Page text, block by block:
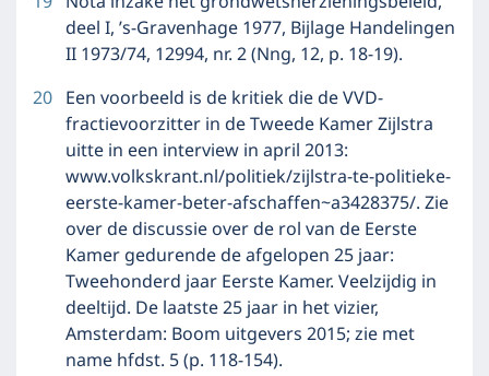
deel I, ’s-Gravenhage 1977, Bijlage Handelingen
II 1973/74, 12994, nr. 2 (Nng, 12, p. 18-19).
20 Een voorbeeld is de kritiek die de VVD-
fractievoorzitter in de Tweede Kamer Zijlstra
uitte in een interview in april 2013:
www.volkskrant.nl/politiek/zijlstra-te-politieke-
eerste-kamer-beter-afschaffen~a3428375/. Zie
over de discussie over de rol van de Eerste
Kamer gedurende de afgelopen 25 jaar:
Tweehonderd jaar Eerste Kamer. Veelzijdig in
deeltijd. De laatste 25 jaar in het vizier,
Amsterdam: Boom uitgevers 2015; zie met
name hfdst. 5 (p. 118-154).